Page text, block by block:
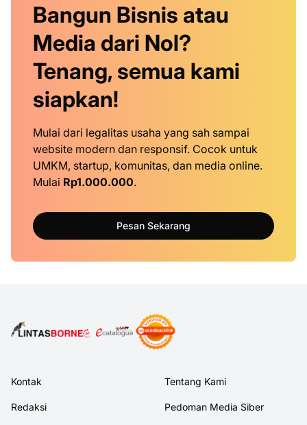
Bangun Bisnis atau
Media dari Nol?
Tenang, semua kami
siapkan!
Mulai dari legalitas usaha yang sah sampai
website modern dan responsif. Cocok untuk
UMKM, startup, komunitas, dan media online.
Mulai Rp1.000.000.
Pesan Sekarang
Kontak Tentang Kami
Redaksi Pedoman Media Siber